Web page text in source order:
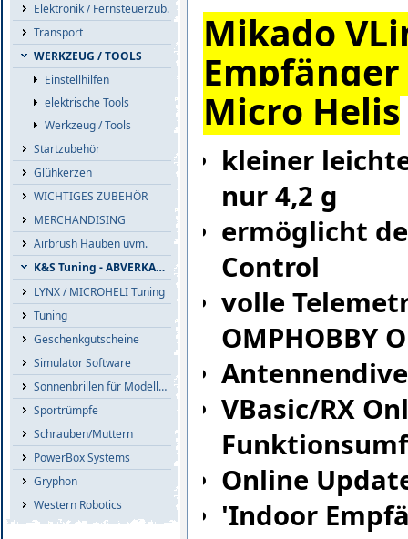
Elektronik / Fernsteuerzub.
Transport
WERKZEUG / TOOLS
Einstellhilfen
elektrische Tools
Werkzeug / Tools
Startzubehör
Glühkerzen
WICHTIGES ZUBEHÖR
MERCHANDISING
Airbrush Hauben uvm.
K&S Tuning - ABVERKAUF
LYNX / MICROHELI Tuning
Tuning
Geschenkgutscheine
Simulator Software
Sonnenbrillen für Modellflieger
Sportrümpfe
Schrauben/Muttern
PowerBox Systems
Gryphon
Western Robotics
Mikado
Micro Helis
kleiner
nur 4,2 g
ermöglicht
Control
volle
OMPHOBBY
VBasic/RX
Online
'Indoor